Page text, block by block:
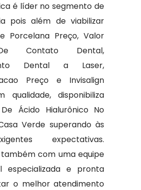
é líder no segmento de
pois além de viabilizar
Porcelana Preço, Valor
Contato Dental,
Dental a Laser,
Preço e Invisalign
qualidade, disponibiliza
Ácido Hialurônico No
Verde superando às
expectativas.
com uma equipe
especializada e pronta
o melhor atendimento